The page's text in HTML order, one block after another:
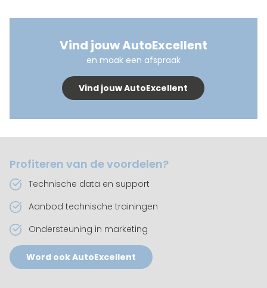
Vind jouw AutoExcellent
en maak een afspraak
Vind jouw AutoExcellent
Profiteren van de voordelen?
Technische data en support
Aanbod technische trainingen
Ondersteuning in marketing
Word ook AutoExcellent